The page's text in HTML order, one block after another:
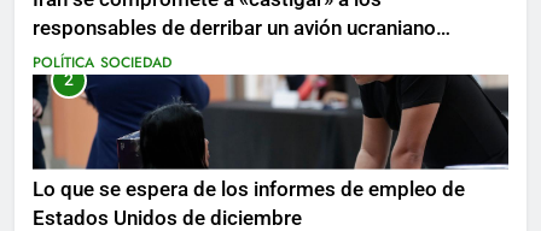
responsables de derribar un avión ucraniano
mientras se realizan arrestos
POLÍTICA SOCIEDAD
2
Lo que se espera de los informes de empleo de
Estados Unidos de diciembre